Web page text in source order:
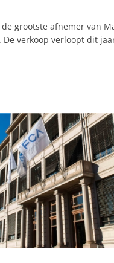
grootste afnemer van
De verkoop verloopt dit